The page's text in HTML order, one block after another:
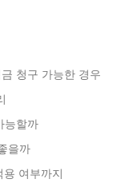
청구 가능한 경우
능할까
을까
용 여부까지